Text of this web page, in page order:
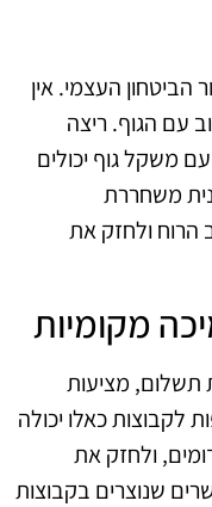
הביטחון העצמי. אין
עם הגוף. ריצה
משקל גוף יכולים
משחררת
הרוח ולחזק את
מקומיות
תשלום, מציעות
לקבוצות כאלו יכולה
ולחזק את
שנוצרים בקבוצות